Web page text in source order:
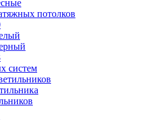
потолков
систем